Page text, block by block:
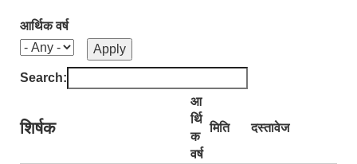
आर्थिक वर्ष
Search:
शिर्षक
आ
र्थि
क
वर्ष
मिति दस्तावेज